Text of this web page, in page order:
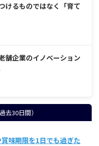
るものではなく「育て
企業のイノベーション
去30日間）
味期限を1日でも過ぎた